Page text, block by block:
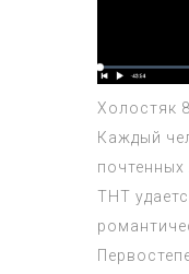
Холостяк
Каждый
почтенных
ТНТ